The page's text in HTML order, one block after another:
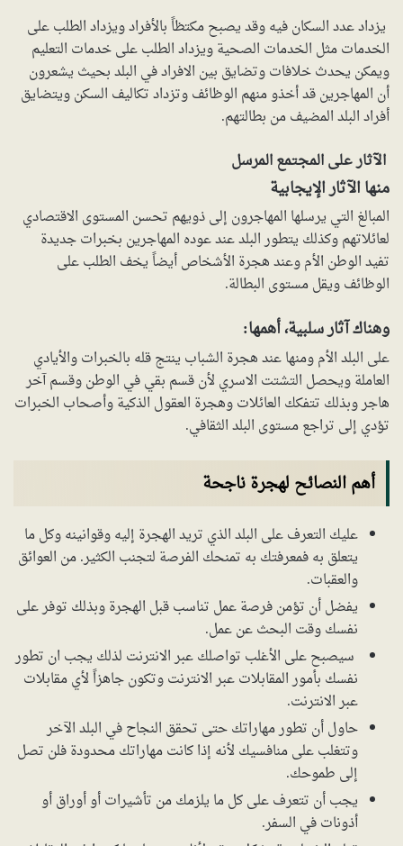
يزداد عدد السكان فيه وقد يصبح مكتظاً بالأفراد ويزداد الطلب على
الخدمات مثل الخدمات الصحية ويزداد الطلب على خدمات التعليم
ويمكن يحدث خلافات وتضايق بين الافراد في البلد بحيث يشعرون
أن المهاجرين قد أخذو منهم الوظائف وتزداد تكاليف السكن ويتضايق
أفراد البلد المضيف من بطالتهم.
الآثار على المجتمع المرسل
منها الآثار الإيجابية
المبالغ التي يرسلها المهاجرون إلى ذويهم تحسن المستوى الاقتصادي
لعائلاتهم وكذلك يتطور البلد عند عوده المهاجرين بخبرات جديدة
تفيد الوطن الأم وعند هجرة الأشخاص أيضاً يخف الطلب على
الوظائف ويقل مستوى البطالة.
وهناك آثار سلبية، أهمها:
على البلد الأم ومنها عند هجرة الشباب ينتج قله بالخبرات والأيادي
العاملة ويحصل التشتت الاسري لأن قسم بقي في الوطن وقسم آخر
هاجر وبذلك تتفكك العائلات وهجرة العقول الذكية وأصحاب الخبرات
تؤدي إلى تراجع مستوى البلد الثقافي.
أهم النصائح لهجرة ناجحة
عليك التعرف على البلد الذي تريد الهجرة إليه وقوانينه وكل ما
يتعلق به فمعرفتك به تمنحك الفرصة لتجنب الكثير. من العوائق
والعقبات.
يفضل أن تؤمن فرصة عمل تناسب قبل الهجرة وبذلك توفر على
نفسك وقت البحث عن عمل.
سيصبح على الأغلب تواصلك عبر الانترنت لذلك يجب ان تطور
نفسك بأمور المقابلات عبر الانترنت وتكون جاهزاً لأي مقابلات
عبر الانترنت.
حاول أن تطور مهاراتك حتى تحقق النجاح في البلد الآخر
وتتغلب على منافسيك لأنه إذا كانت مهاراتك محدودة فلن تصل
إلى طموحك.
يجب أن تتعرف على كل ما يلزمك من تأشيرات أو أوراق أو
أذونات في السفر.